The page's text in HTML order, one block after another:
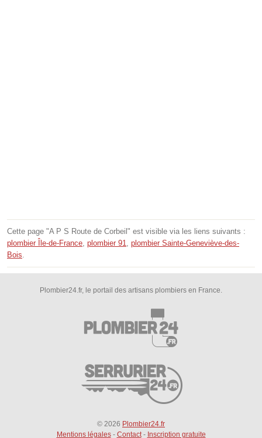
Cette page "A P S Route de Corbeil" est visible via les liens suivants :
plombier Île-de-France, plombier 91, plombier Sainte-Geneviève-des-
Bois.
Plombier24.fr, le portail des artisans plombiers en France.
© 2026 Plombier24.fr
Mentions légales- Contact- Inscription gratuite